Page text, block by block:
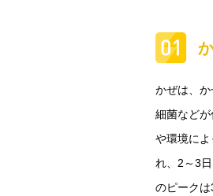
かぜは、
細菌など
や環境に
れ、2～3
のピーク